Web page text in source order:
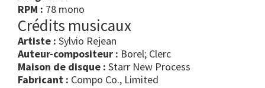
RPM : 78 mono
Crédits musicaux
Artiste : Sylvio Rejean
Auteur-compositeur : Borel; Clerc
Maison de disque : Starr New Process
Fabricant : Compo Co., Limited